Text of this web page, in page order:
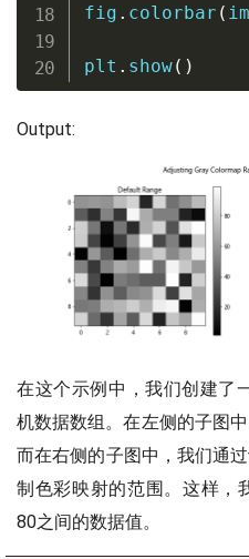
fig . colorbar (
plt . show( )
Output:
在这个示例中，我们创建了
机数据数组。在左侧的子图
而在右侧的子图中，我们通
制色彩映射的范围。这样，
80之间的数据值。